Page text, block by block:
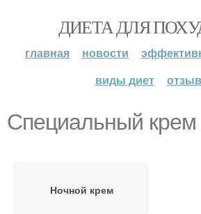
ДИЕТА ДЛЯ
главная новости
виды диет
Специальный крем
Ночной крем